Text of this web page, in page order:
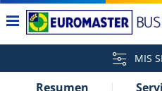
MIS
Resumen